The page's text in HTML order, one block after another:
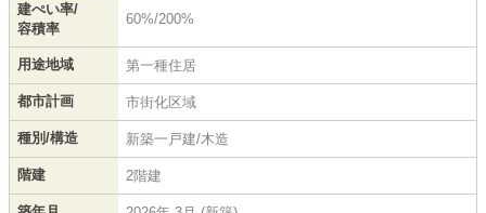
建ぺい率/
容積率
60%/200%
用途地域 第一種住居
都市計画 市街化区域
種別/構造 新築一戸建/木造
階建 2階建